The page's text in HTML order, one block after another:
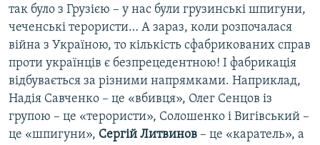
так було з Грузією – у нас були грузинські шпигуни,
чеченські терористи… А зараз, коли розпочалася
війна з Україною, то кількість сфабрикованих справ
проти українців є безпрецедентною! І фабрикація
відбувається за різними напрямками. Наприклад,
Надія Савченко – це «вбивця», Олег Сенцов із
групою – це «терористи», Солошенко і Вигівський –
це «шпигуни», Сергій Литвинов – це «каратель», а